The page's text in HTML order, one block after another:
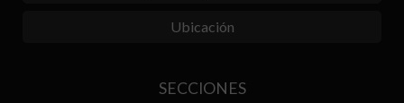
Ubicación
SECCIONES